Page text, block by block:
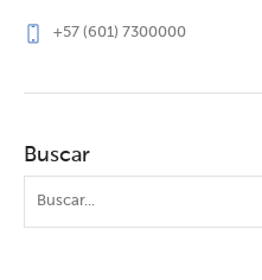
+57 (601) 7300000
Buscar